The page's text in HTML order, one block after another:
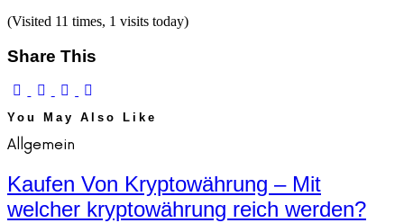
(Visited 11 times, 1 visits today)
Share This
You May Also Like
Allgemein
Kaufen Von Kryptowährung – Mit
welcher kryptowährung reich werden?